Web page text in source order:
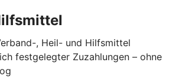
, Heil- und Hilfsmittel
festgelegter Zuzahlungen – ohne